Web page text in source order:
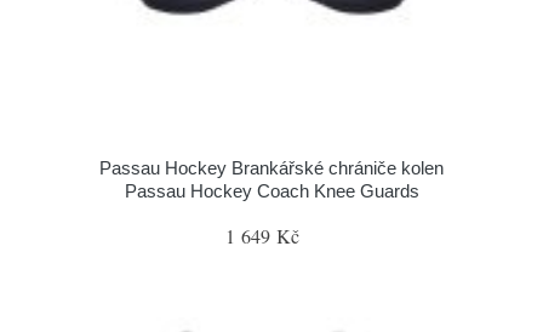
Passau Hockey Brankářské chrániče kolen
Passau Hockey Coach Knee Guards
1 649 Kč